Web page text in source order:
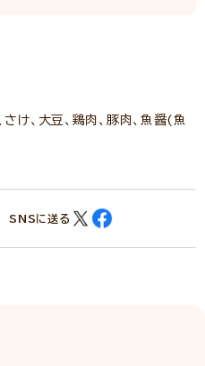
け、大豆、鶏肉、豚肉、魚醤(魚
SNSに送る